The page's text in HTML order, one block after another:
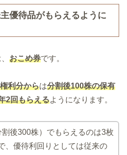
優待品がもらえるように
おこめ券です。
利分からは分割後100株の保有
2回もらえるようになります。
後300株）でもらえるのは3枚
、優待利回りとしては従来の